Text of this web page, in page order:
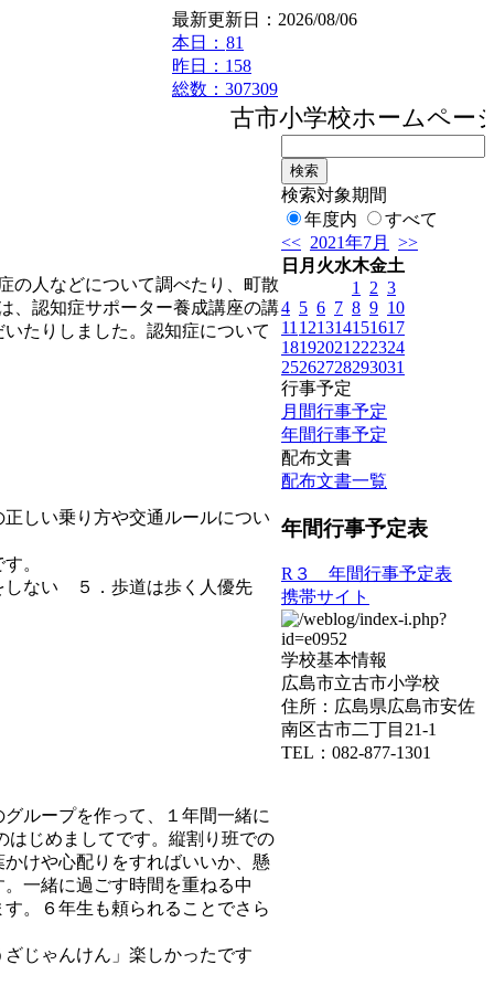
最新更新日：2026/08/06
本日： 81
昨日：158
総数：307309
古市小学校ホームページ
の人などについて調べたり、町散
、認知症サポーター養成講座の講
たりしました。認知症について
しい乗り方や交通ルールについ
。
しない ５．歩道は歩く人優先
ループを作って、１年間一緒に
はじめましてです。縦割り班での
けや心配りをすればいいか、懸
一緒に過ごす時間を重ねる中
。６年生も頼られることでさら
じゃんけん」楽しかったです
検索対象期間
年度内
すべて
<< 2021年7月
>>
日 月 火水木金土
1
2 3
4 5 6 7 8 9 10
11 121314151617
18192021 222324
25262728293031
行事予定
月間行事予定
年間行事予定
配布文書
配布文書一覧
年間行事予定表
R３ 年間行事予定表
携帯サイト
学校基本情報
広島市立古市小学校
住所：広島県広島市安佐
南区古市二丁目21-1
TEL：082-877-1301